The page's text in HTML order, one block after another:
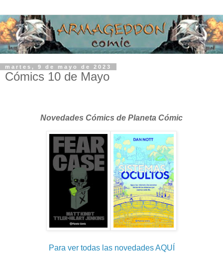
martes, 9 de mayo de 2023
Cómics 10 de Mayo
Novedades Cómics de Planeta Cómic
Para ver todas las novedades AQUÍ